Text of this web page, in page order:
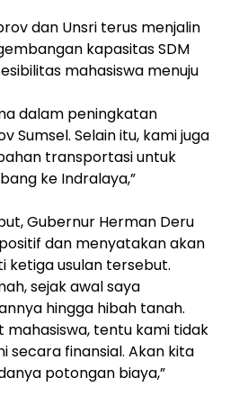
dan Unsri terus menjalin
kapasitas SDM
mahasiswa menuju
dalam peningkatan
Sumsel. Selain itu, kami juga
transportasi untuk
ke Indralaya,”
Gubernur Herman Deru
dan menyatakan akan
ketiga usulan tersebut.
sejak awal saya
hingga hibah tanah.
mahasiswa, tentu kami tidak
secara finansial. Akan kita
potongan biaya,”